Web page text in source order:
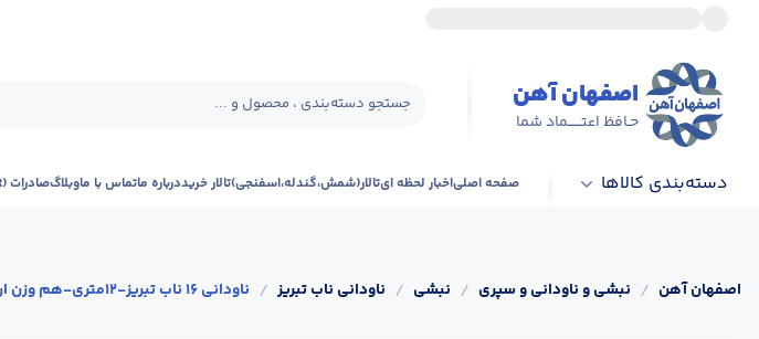
اصفهان آهن
حـافظ اعتــــــماد شما
جستجو دسته‌بندی ، محصول و ...
دسته‌بندی کالاها صفحه اصلیاخبار لحظه ایتالار(شمش،گندله،اسفنجی)تالار خریددرباره ماتماس با ماوبلاگصادرات (Export)
اصفهان آهن / نبشی و ناودانی و سپری / نبشی / ناودانی ناب تبریز / ناودانی 16 ناب تبریز-12متری-هم وزن اروپا